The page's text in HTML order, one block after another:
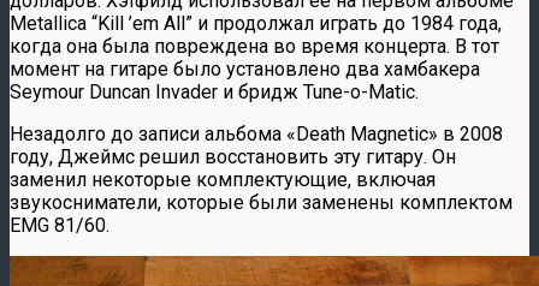
Metallica “Kill ’em All” и продолжал играть до 1984 года,
когда она была повреждена во время концерта. В тот
момент на гитаре было установлено два хамбакера
Seymour Duncan Invader и бридж Tune-o-Matic.
Незадолго до записи альбома «Death Magnetic» в 2008
году, Джеймс решил восстановить эту гитару. Он
заменил некоторые комплектующие, включая
звукосниматели, которые были заменены комплектом
EMG 81/60.